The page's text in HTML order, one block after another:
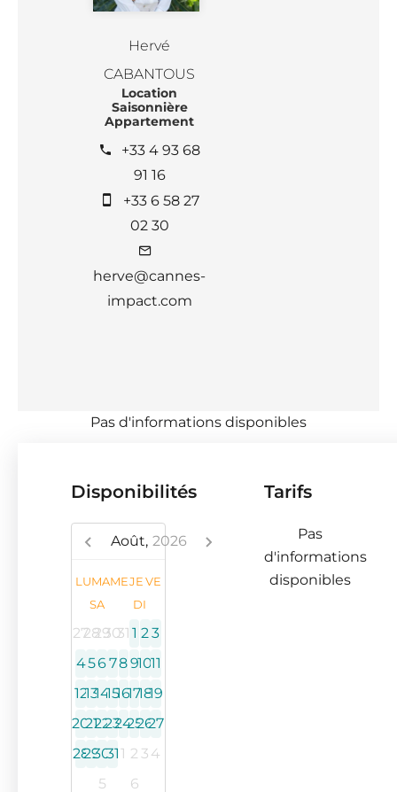
Hervé
CABANTOUS
Location
Saisonnière
Appartement
+33 4 93 68
91 16
+33 6 58 27
02 30
herve@cannes-
impact.com
Pas d'informations disponibles
Disponibilités
Août, 2026
LUMAMEJE VE
SA
DI
2728293031 1 2 3
4567891011
1213141516171819
2021222324252627
282930311 2 3 4
5
6
Tarifs
Pas
d'informations
disponibles